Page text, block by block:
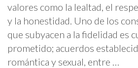
valores como la lealtad, el
y la honestidad. Uno de los
que subyacen a la fidelidad es
prometido; acuerdos
romántica y sexual, entre …